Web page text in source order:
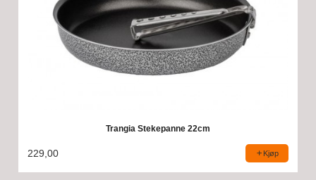
Trangia Stekepanne 22cm
229,00 Kjøp